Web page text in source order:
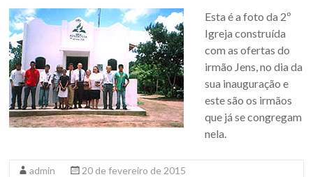
Esta é a foto da 2º
Igreja construída
com as ofertas do
irmão Jens, no dia da
sua inauguração e
este são os irmãos
que já se congregam
nela.
admin
20 de fevereiro de 2015